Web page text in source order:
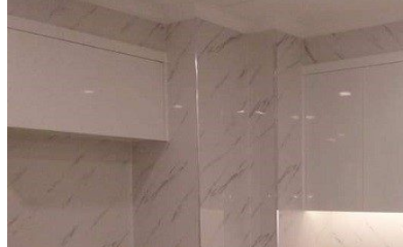
Đá Marble Màu Kem
Đá Marble Màu Nâu
Đá Marble Màu Đỏ
Đá Marble Màu Vàng
Đá Marble Màu Trắng
Đá Marble Màu Xanh
Đá Ốp